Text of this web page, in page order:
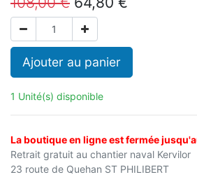
Ajouter au panier
1 Unité(s) disponible
La boutique en ligne est fermée
Retrait gratuit au chantier naval Kervilor
23 route de Quehan ST PHILIBERT